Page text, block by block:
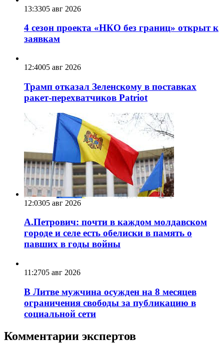
13:3305 авг 2026
4 сезон проекта «НКО без границ» открыт к
заявкам
12:4005 авг 2026
Трамп отказал Зеленскому в поставках
ракет-перехватчиков Patriot
12:0305 авг 2026
А.Петрович: почти в каждом молдавском
городе и селе есть обелиски в память о
павших в годы войны
11:2705 авг 2026
В Литве мужчина осужден на 8 месяцев
ограничения свободы за публикацию в
социальной сети
Комментарии экспертов